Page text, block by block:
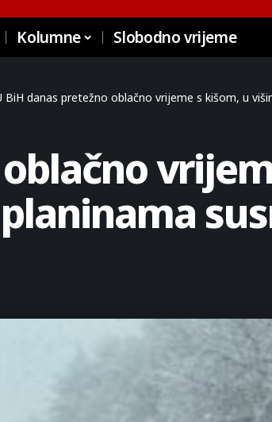
Kolumne Slobodno vrijeme
BiH danas pretežno oblačno vrijeme s kišom, u